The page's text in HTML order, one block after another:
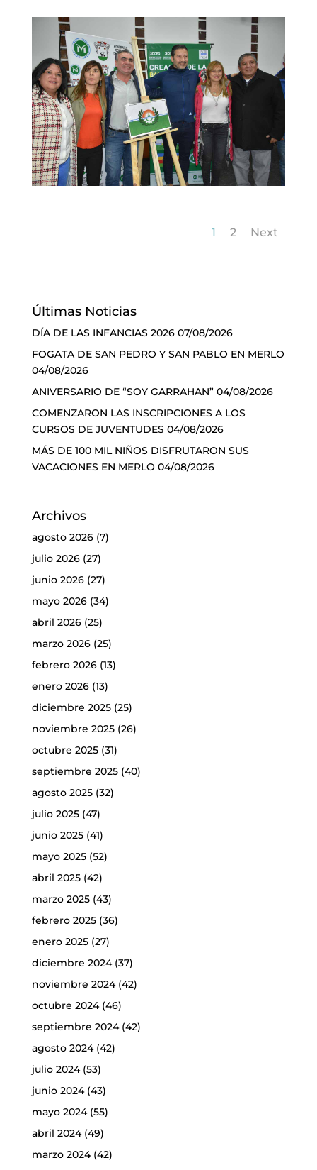
1 2 Next
Últimas Noticias
DÍA DE LAS INFANCIAS 2026 07/08/2026
FOGATA DE SAN PEDRO Y SAN PABLO EN MERLO
04/08/2026
ANIVERSARIO DE “SOY GARRAHAN” 04/08/2026
COMENZARON LAS INSCRIPCIONES A LOS
CURSOS DE JUVENTUDES 04/08/2026
MÁS DE 100 MIL NIÑOS DISFRUTARON SUS
VACACIONES EN MERLO 04/08/2026
Archivos
agosto 2026(7)
julio 2026(27)
junio 2026(27)
mayo 2026(34)
abril 2026(25)
marzo 2026(25)
febrero 2026(13)
enero 2026(13)
diciembre 2025(25)
noviembre 2025(26)
octubre 2025(31)
septiembre 2025(40)
agosto 2025(32)
julio 2025(47)
junio 2025(41)
mayo 2025(52)
abril 2025(42)
marzo 2025(43)
febrero 2025(36)
enero 2025(27)
diciembre 2024(37)
noviembre 2024(42)
octubre 2024(46)
septiembre 2024(42)
agosto 2024(42)
julio 2024(53)
junio 2024(43)
mayo 2024(55)
abril 2024(49)
marzo 2024(42)